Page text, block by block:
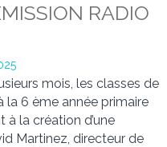
RADIO
mois, les classes de
la 6 ème année primaire
à la création d’une
Martinez, directeur de